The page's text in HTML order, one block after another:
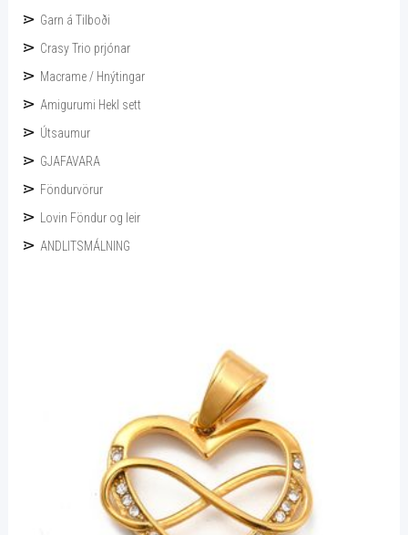
Garn á Tilboði
Crasy Trio prjónar
Macrame / Hnýtingar
Amigurumi Hekl sett
Útsaumur
GJAFAVARA
Föndurvörur
Lovin Föndur og leir
ANDLITSMÁLNING